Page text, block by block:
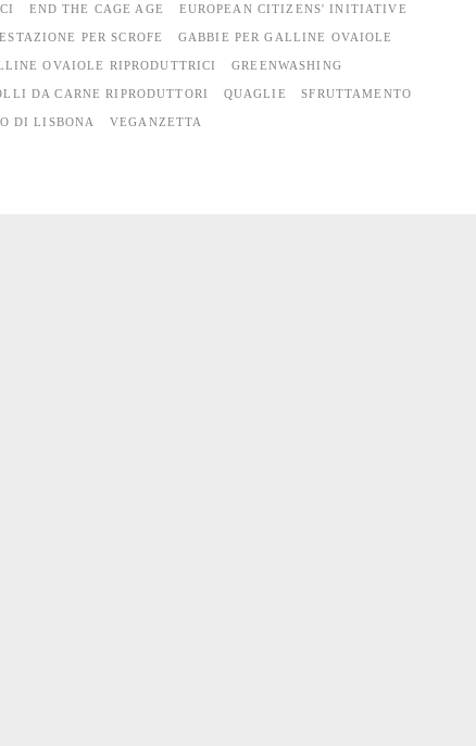
END THE CAGE AGE EUROPEAN CITIZENS' INITIATIVE
PER SCROFE GABBIE PER GALLINE OVAIOLE
OVAIOLE RIPRODUTTRICI GREENWASHING
DA CARNE RIPRODUTTORI QUAGLIE SFRUTTAMENTO
DI LISBONA VEGANZETTA